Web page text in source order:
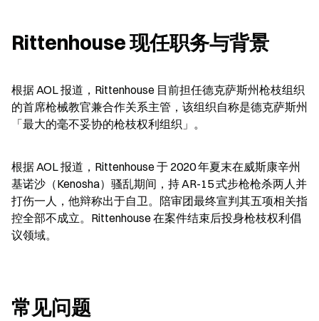
Rittenhouse 现任职务与背景
根据 AOL 报道，Rittenhouse 目前担任德克萨斯州枪枝组织
的首席枪械教官兼合作关系主管，该组织自称是德克萨斯州
「最大的毫不妥协的枪枝权利组织」。
根据 AOL 报道，Rittenhouse 于 2020 年夏末在威斯康辛州
基诺沙（Kenosha）骚乱期间，持 AR-15 式步枪枪杀两人并
打伤一人，他辩称出于自卫。陪审团最终宣判其五项相关指
控全部不成立。Rittenhouse 在案件结束后投身枪枝权利倡
议领域。
常见问题